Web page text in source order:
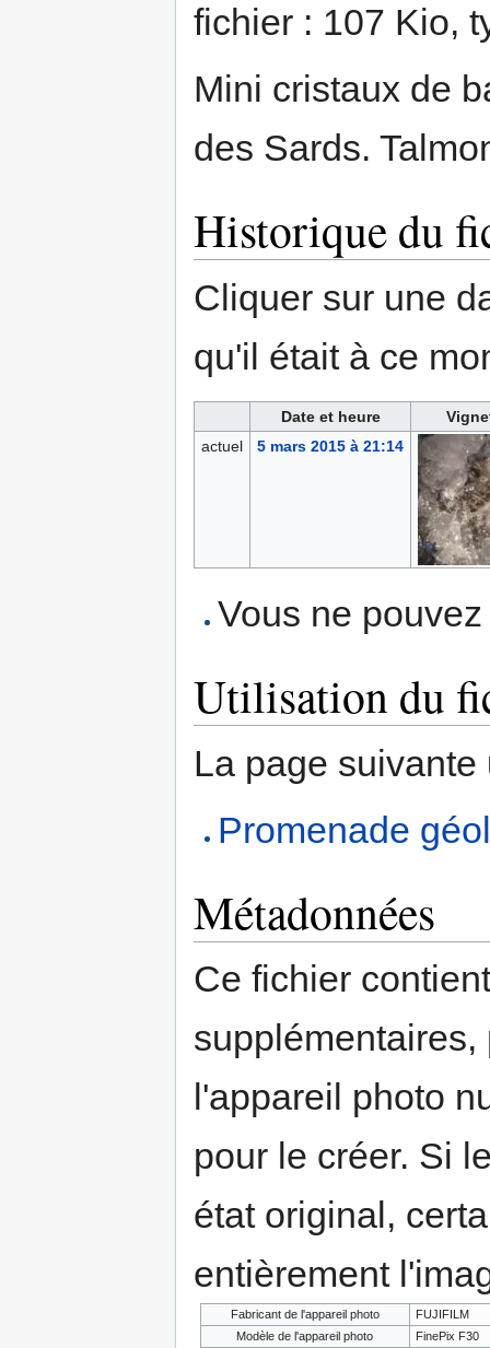
fichier : 107 Kio,
Mini cristaux de
des Sards.
Historique du
Cliquer sur une
qu'il était à ce
Date et heure
actuel
5 mars 2015 à 21:14
Vous ne
Utilisation du
La page
Promenade
Métadonnées
Ce fichier
l'appareil photo
pour le créer. Si
état original,
entièrement
Fabricant de l'appareil photo
FUJIFILM
Modèle de l'appareil photo
FinePix F30